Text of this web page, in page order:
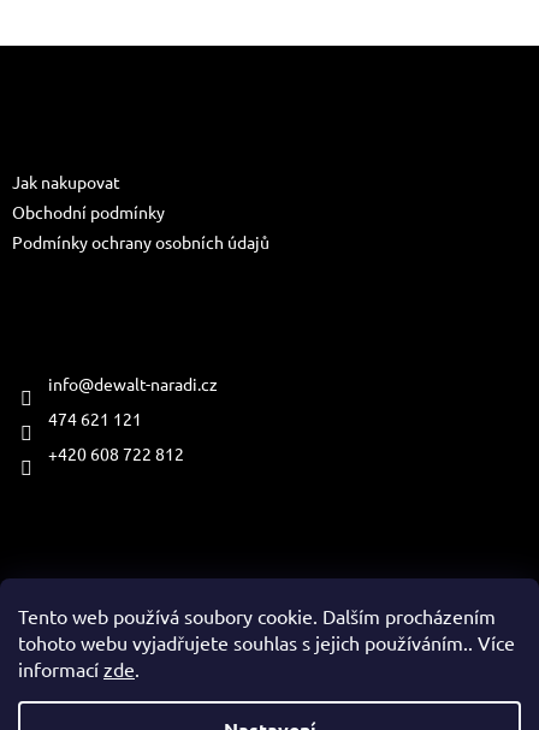
Tento web používá soubory cookie. Dalším procházením
tohoto webu vyjadřujete souhlas s jejich používáním.. Více
informací zde.
Jak nakupovat
Obchodní podmínky
Podmínky ochrany osobních údajů
info@dewalt-naradi.cz
474 621 121
+420 608 722 812